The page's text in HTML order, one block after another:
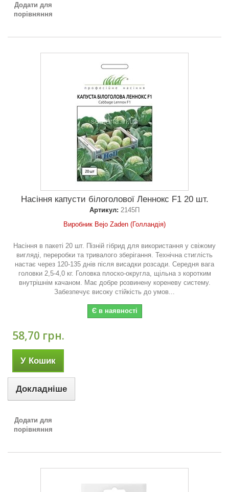
Додати для
порівняння
Насіння капусти білоголової Леннокс F1 20 шт.
Артикул: 2145П
Виробник Bejo Zaden (Голландія)
Насіння в пакеті 20 шт. Пізній гібрид для використання у свіжому
вигляді, переробки та тривалого зберігання. Технічна стиглість
настає через 120-135 днів після висадки розсади. Середня вага
головки 2,5-4,0 кг. Головка плоско-округла, щільна з коротким
внутрішнім качаном. Має добре розвинену кореневу систему.
Забезпечує високу стійкість до умов...
Є в наявності
58,70 грн.
У Кошик
Докладніше
Додати для
порівняння